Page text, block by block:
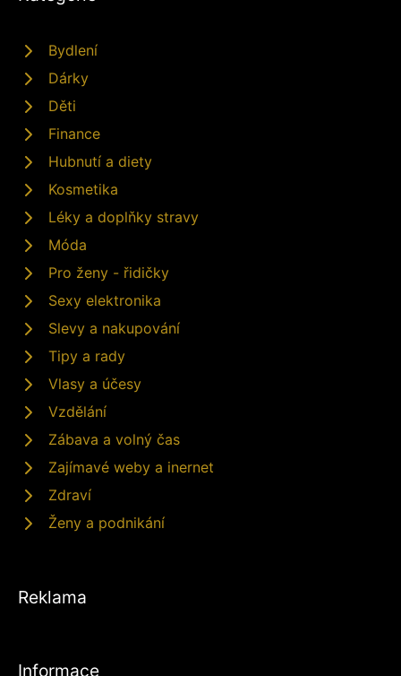
Bydlení
Dárky
Děti
Finance
Hubnutí a diety
Kosmetika
Léky a doplňky stravy
Móda
Pro ženy - řidičky
Sexy elektronika
Slevy a nakupování
Tipy a rady
Vlasy a účesy
Vzdělání
Zábava a volný čas
Zajímavé weby a inernet
Zdraví
Ženy a podnikání
Reklama
Informace